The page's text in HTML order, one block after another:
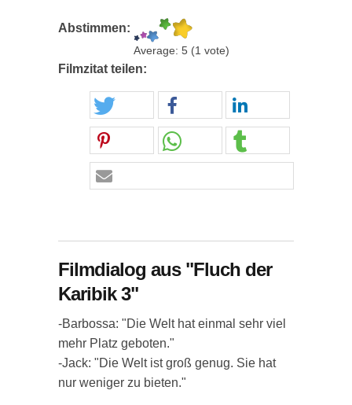
Abstimmen:
Average: 5 (1 vote)
Filmzitat teilen:
Filmdialog aus "Fluch der
Karibik 3"
-Barbossa: "Die Welt hat einmal sehr viel
mehr Platz geboten."
-Jack: "Die Welt ist groß genug. Sie hat
nur weniger zu bieten."